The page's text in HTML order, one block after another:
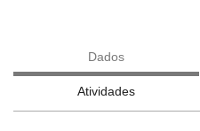
Dados
Atividades